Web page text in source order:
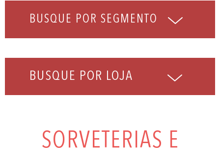
BUSQUE POR LOJA
SORVETERIAS E